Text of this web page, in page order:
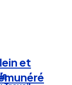
et